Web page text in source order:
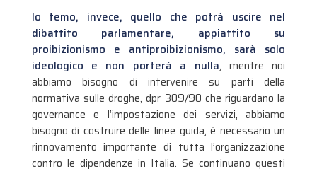
Io temo, invece, quello che potrà uscire nel
dibattito parlamentare, appiattito su
proibizionismo e antiproibizionismo, sarà solo
ideologico e non porterà a nulla, mentre noi
abbiamo bisogno di intervenire su parti della
normativa sulle droghe, dpr 309/90 che riguardano la
governance e l’impostazione dei servizi, abbiamo
bisogno di costruire delle linee guida, è necessario un
rinnovamento importante di tutta l’organizzazione
contro le dipendenze in Italia. Se continuano questi